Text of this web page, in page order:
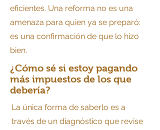
eficientes. Una reforma no es una
amenaza para quien ya se preparó:
es una confirmación de que lo hizo
bien.
¿Cómo sé si estoy pagando
más impuestos de los que
debería?
La única forma de saberlo es a
través de un diagnóstico que revise